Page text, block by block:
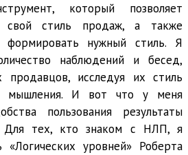
который позволяет
свой стиль продаж, а также
формировать нужный стиль. Я
наблюдений и бесед,
продавцов, исследуя их стиль
мышления. И вот что у меня
пользования результаты
Для тех, кто знаком с НЛП, я
«Логических уровней» Роберта